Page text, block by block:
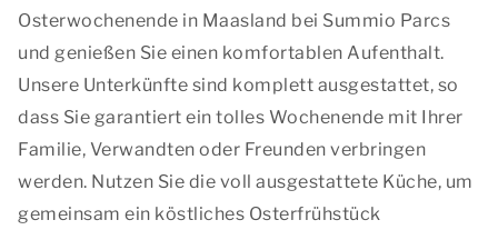
Osterwochenende in Maasland bei Summio Parcs
und genießen Sie einen komfortablen Aufenthalt.
Unsere Unterkünfte sind komplett ausgestattet, so
dass Sie garantiert ein tolles Wochenende mit Ihrer
Familie, Verwandten oder Freunden verbringen
werden. Nutzen Sie die voll ausgestattete Küche, um
gemeinsam ein köstliches Osterfrühstück